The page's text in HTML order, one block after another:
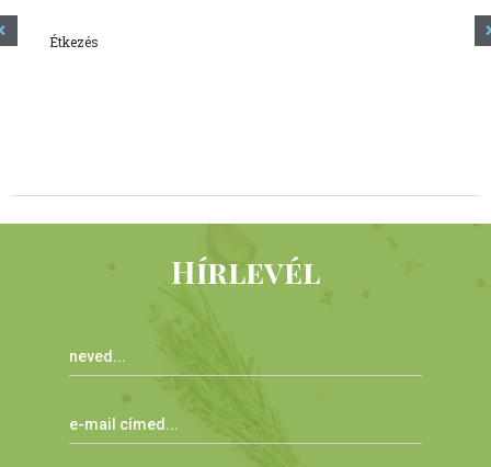
Étkezés
Hírlevél